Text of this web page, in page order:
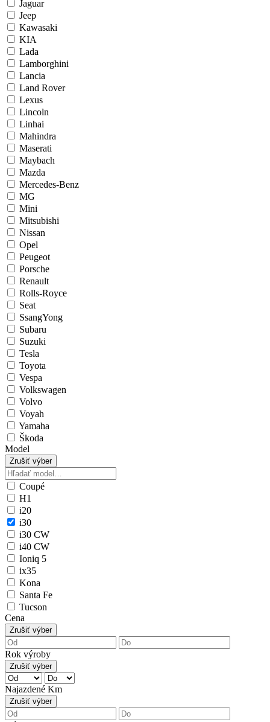
Jaguar
Jeep
Kawasaki
KIA
Lada
Lamborghini
Lancia
Land Rover
Lexus
Lincoln
Linhai
Mahindra
Maserati
Maybach
Mazda
Mercedes-Benz
MG
Mini
Mitsubishi
Nissan
Opel
Peugeot
Porsche
Renault
Rolls-Royce
Seat
SsangYong
Subaru
Suzuki
Tesla
Toyota
Vespa
Volkswagen
Volvo
Voyah
Yamaha
Škoda
Model
Zrušiť výber
Coupé
H1
i20
i30
i30 CW
i40 CW
Ioniq 5
ix35
Kona
Santa Fe
Tucson
Cena
Zrušiť výber
Rok výroby
Zrušiť výber
Najazdené Km
Zrušiť výber